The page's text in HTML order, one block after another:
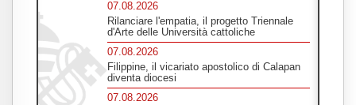
07.08.2026
Rilanciare l'empatia, il progetto Triennale
d'Arte delle Università cattoliche
07.08.2026
Filippine, il vicariato apostolico di Calapan
diventa diocesi
07.08.2026